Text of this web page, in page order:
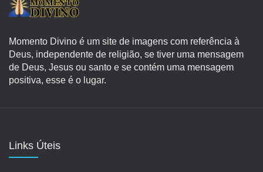
Momento Divino é um site de imagens com referência à
Deus, independente de religião, se tiver uma mensagem
de Deus, Jesus ou santo e se contém uma mensagem
positiva, esse é o lugar.
Links Úteis